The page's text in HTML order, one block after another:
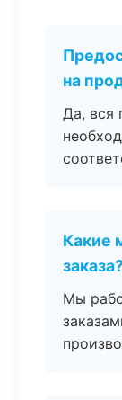
на
Да, вся
Какие
заказа?
Мы